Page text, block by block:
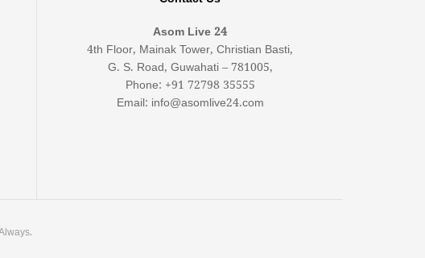
Asom Live 24
4th Floor, Mainak Tower, Christian Basti,
G. S. Road, Guwahati – 781005,
Phone: +91 72798 35555
Email: info@asomlive24.com